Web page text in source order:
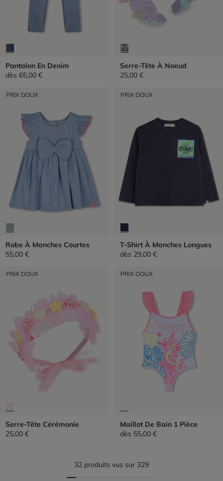
Pantalon En Denim
dès 65,00 €
Serre-Tête À Noeud
25,00 €
PRIX DOUX
Robe À Manches Courtes
55,00 €
PRIX DOUX
T-Shirt À Manches Longues
dès 29,00 €
PRIX DOUX
Serre-Tête Cérémonie
25,00 €
PRIX DOUX
Maillot De Bain 1 Pièce
dès 55,00 €
32 produits vus sur 329